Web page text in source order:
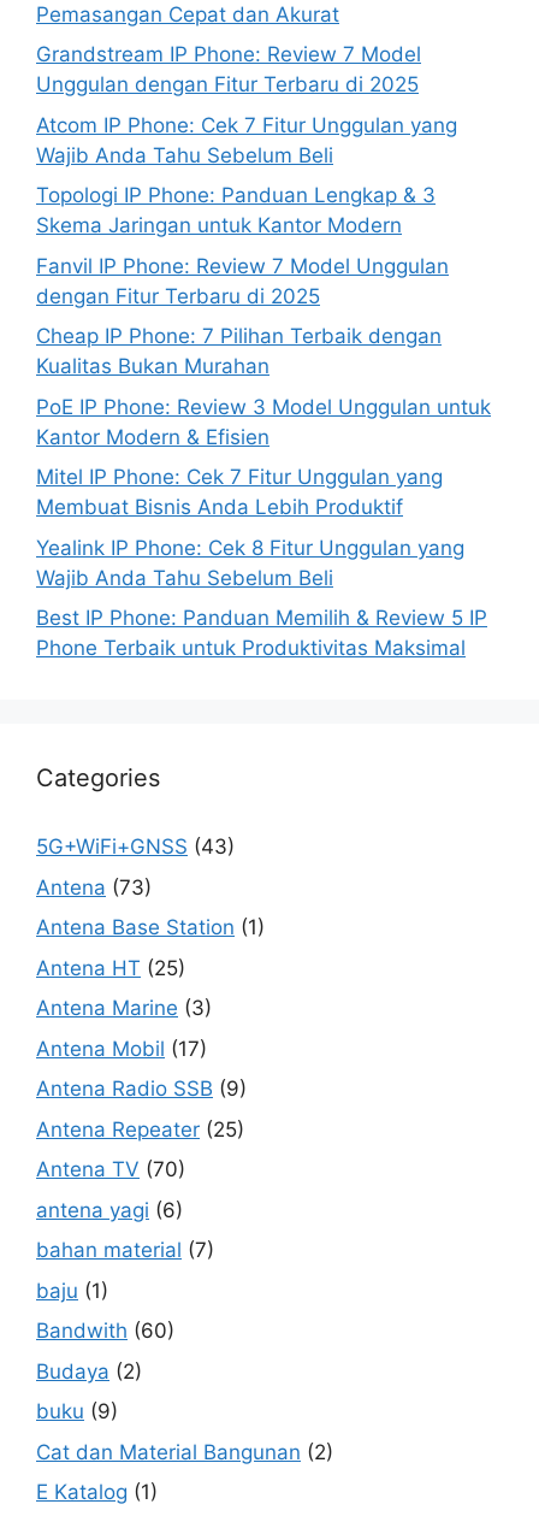
Pemasangan Cepat dan Akurat
Grandstream IP Phone: Review 7 Model
Unggulan dengan Fitur Terbaru di 2025
Atcom IP Phone: Cek 7 Fitur Unggulan yang
Wajib Anda Tahu Sebelum Beli
Topologi IP Phone: Panduan Lengkap & 3
Skema Jaringan untuk Kantor Modern
Fanvil IP Phone: Review 7 Model Unggulan
dengan Fitur Terbaru di 2025
Cheap IP Phone: 7 Pilihan Terbaik dengan
Kualitas Bukan Murahan
PoE IP Phone: Review 3 Model Unggulan untuk
Kantor Modern & Efisien
Mitel IP Phone: Cek 7 Fitur Unggulan yang
Membuat Bisnis Anda Lebih Produktif
Yealink IP Phone: Cek 8 Fitur Unggulan yang
Wajib Anda Tahu Sebelum Beli
Best IP Phone: Panduan Memilih & Review 5 IP
Phone Terbaik untuk Produktivitas Maksimal
Categories
5G+WiFi+GNSS (43)
Antena (73)
Antena Base Station (1)
Antena HT (25)
Antena Marine (3)
Antena Mobil (17)
Antena Radio SSB (9)
Antena Repeater (25)
Antena TV (70)
antena yagi (6)
bahan material (7)
baju (1)
Bandwith (60)
Budaya (2)
buku (9)
Cat dan Material Bangunan (2)
E Katalog (1)